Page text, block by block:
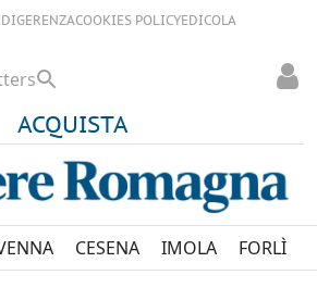
GERENZACOOKIES POLICYEDICOLA
ACQUISTA
CESENA IMOLA FORLÌ